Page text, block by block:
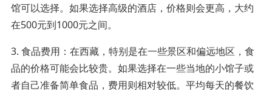
馆可以选择。如果选择高级的酒店，价格则会更高，大约
在500元到1000元之间。
3. 食品费用：在西藏，特别是在一些景区和偏远地区，食
品的价格可能会比较贵。如果选择在一些当地的小馆子或
者自己准备简单食品，费用则相对较低。平均每天的餐饮